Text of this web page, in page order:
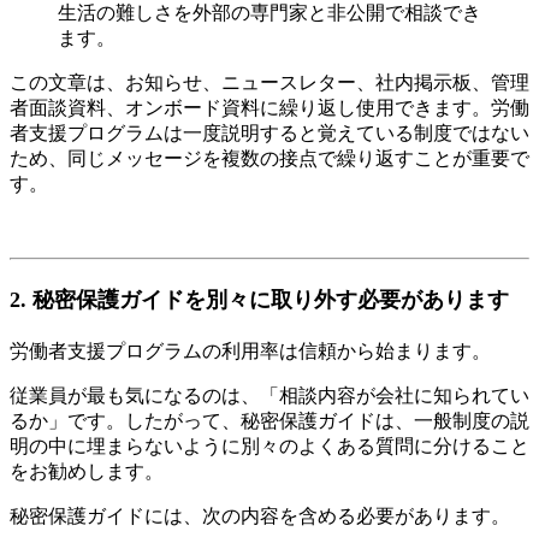
生活の難しさを外部の専門家と非公開で相談でき
ます。
この文章は、お知らせ、ニュースレター、社内掲示板、管理
者面談資料、オンボード資料に繰り返し使用できます。労働
者支援プログラムは一度説明すると覚えている制度ではない
ため、同じメッセージを複数の接点で繰り返すことが重要で
す。
2. 秘密保護ガイドを別々に取り外す必要があります
労働者支援プログラムの利用率は信頼から始まります。
従業員が最も気になるのは、「相談内容が会社に知られてい
るか」です。したがって、秘密保護ガイドは、一般制度の説
明の中に埋まらないように別々のよくある質問に分けること
をお勧めします。
秘密保護ガイドには、次の内容を含める必要があります。